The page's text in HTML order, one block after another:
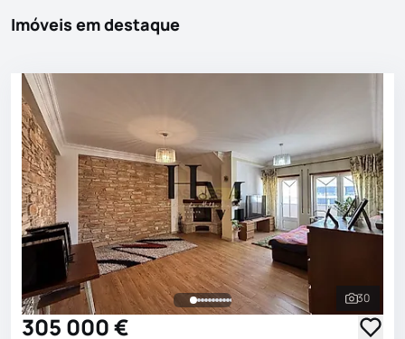
Imóveis em destaque
Ver
30
305 000 €